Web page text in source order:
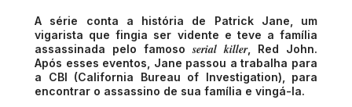
A série conta a história de Patrick Jane, um
vigarista que fingia ser vidente e teve a família
assassinada pelo famoso serial killer, Red John.
Após esses eventos, Jane passou a trabalha para
a CBI (California Bureau of Investigation), para
encontrar o assassino de sua família e vingá-la.